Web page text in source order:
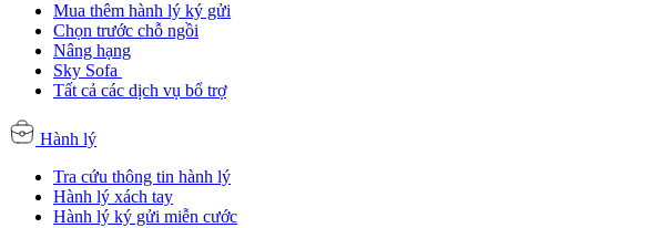
Mua thêm hành lý ký gửi
Chọn trước chỗ ngồi
Nâng hạng
Sky Sofa
Tất cả các dịch vụ bổ trợ
Hành lý
Tra cứu thông tin hành lý
Hành lý xách tay
Hành lý ký gửi miễn cước